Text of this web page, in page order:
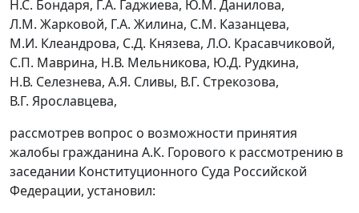
Н.С. Бондаря, Г.А. Гаджиева, Ю.М. Данилова,
Л.М. Жарковой, Г.А. Жилина, С.М. Казанцева,
М.И. Клеандрова, С.Д. Князева, Л.О. Красавчиковой,
С.П. Маврина, Н.В. Мельникова, Ю.Д. Рудкина,
Н.В. Селезнева, А.Я. Сливы, В.Г. Стрекозова,
В.Г. Ярославцева,
рассмотрев вопрос о возможности принятия
жалобы гражданина А.К. Горового к рассмотрению в
заседании Конституционного Суда Российской
Федерации, установил: